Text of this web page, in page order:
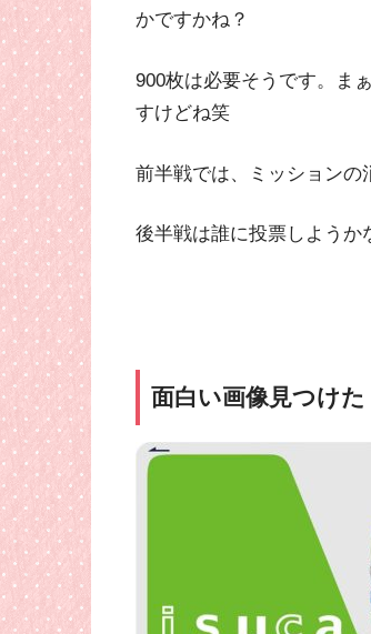
かですかね？
900枚は必要そうです。ま
すけどね笑
前半戦では、ミッションの
後半戦は誰に投票しようか
面白い画像見つけた